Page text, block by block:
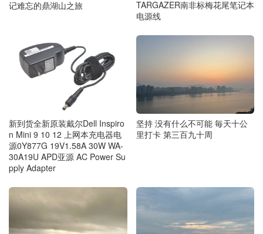
记难忘的鼎湖山之旅
TARGAZER南非标梅花尾笔记本
电源线
新到货全新原装戴尔Dell Inspiro
n Mini 9 10 12 上网本充电器电
源0Y877G 19V1.58A 30W WA-
30A19U APD亚源 AC Power Su
pply Adapter
坚持 没有什么不可能 毎天十公
里打卡 第三百九十周